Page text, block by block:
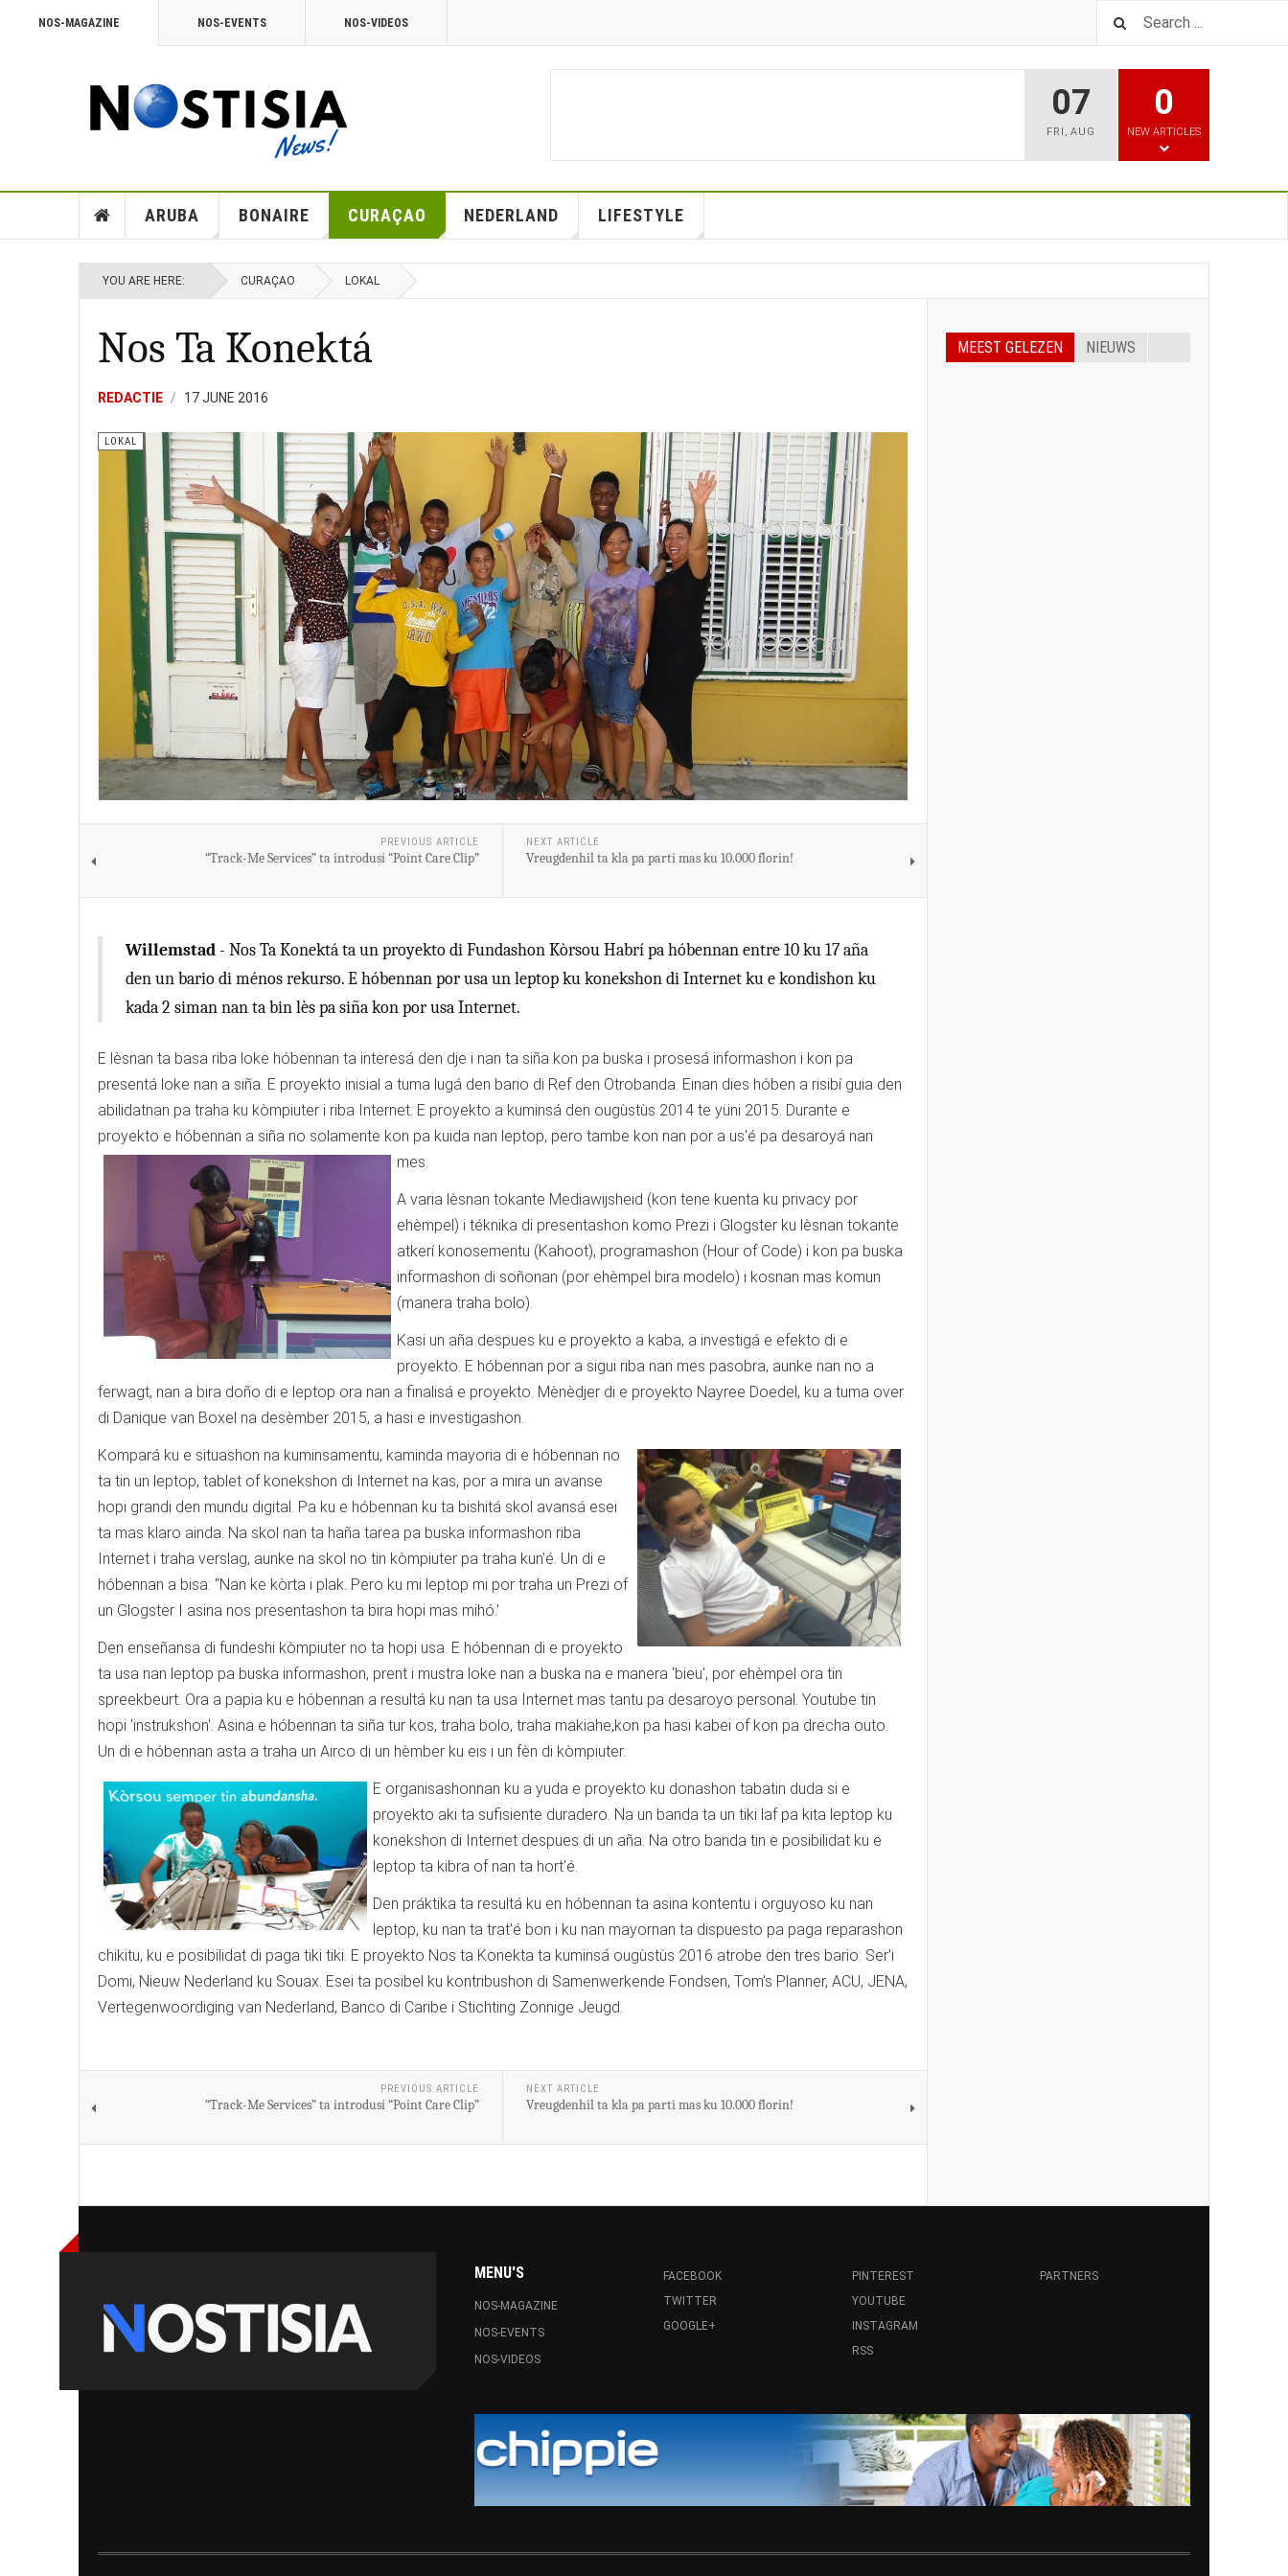
NOS-MAGAZINE NOS-EVENTS NOS-VIDEOS
07
FRI ,AUG
0
NEW ARTICLES
ARUBA BONAIRE CURAÇAO NEDERLAND LIFESTYLE
YOU ARE HERE: CURAÇAO LOKAL
Nos Ta Konektá
REDACTIE 17 JUNE 2016
LOKAL
PREVIOUS ARTICLE
“Track-Me Services” ta introdusí “Point Care Clip”
NEXT ARTICLE
Vreugdenhil ta kla pa parti mas ku 10.000 florin!
Willemstad - Nos Ta Konektá ta un proyekto di Fundashon Kòrsou Habrí pa hóbennan entre 10 ku 17 aña
den un bario di ménos rekurso. E hóbennan por usa un leptop ku konekshon di Internet ku e kondishon ku
kada 2 siman nan ta bin lès pa siña kon por usa Internet.
E lèsnan ta basa riba loke hóbennan ta interesá den dje i nan ta siña kon pa buska i prosesá informashon i kon pa
presentá loke nan a siña. E proyekto inisial a tuma lugá den bario di Ref den Otrobanda. Einan dies hóben a risibí guia den
abilidatnan pa traha ku kòmpiuter i riba Internet. E proyekto a kuminsá den ougùstùs 2014 te yüni 2015. Durante e
proyekto e hóbennan a siña no solamente kon pa kuida nan leptop, pero tambe kon nan por a us'é pa desaroyá nan
mes.
A varia lèsnan tokante Mediawijsheid (kon tene kuenta ku privacy por
ehèmpel) i téknika di presentashon komo Prezi i Glogster ku lèsnan tokante
atkerí konosementu (Kahoot), programashon (Hour of Code) i kon pa buska
informashon di soñonan (por ehèmpel bira modelo) i kosnan mas komun
(manera traha bolo).
Kasi un aña despues ku e proyekto a kaba, a investigá e efekto di e
proyekto. E hóbennan por a sigui riba nan mes pasobra, aunke nan no a
ferwagt, nan a bira doño di e leptop ora nan a finalisá e proyekto. Mènèdjer di e proyekto Nayree Doedel, ku a tuma over
di Danique van Boxel na desèmber 2015, a hasi e investigashon.
Kompará ku e situashon na kuminsamentu, kaminda mayoria di e hóbennan no
ta tin un leptop, tablet of konekshon di Internet na kas, por a mira un avanse
hopi grandi den mundu digital. Pa ku e hóbennan ku ta bishitá skol avansá esei
ta mas klaro ainda. Na skol nan ta haña tarea pa buska informashon riba
Internet i traha verslag, aunke na skol no tin kòmpiuter pa traha kun'é. Un di e
hóbennan a bisa: “Nan ke kòrta i plak. Pero ku mi leptop mi por traha un Prezi of
un Glogster I asina nos presentashon ta bira hopi mas mihó.'
Den enseñansa di fundeshi kòmpiuter no ta hopi usa. E hóbennan di e proyekto
ta usa nan leptop pa buska informashon, prent i mustra loke nan a buska na e manera 'bieu', por ehèmpel ora tin
spreekbeurt. Ora a papia ku e hóbennan a resultá ku nan ta usa Internet mas tantu pa desaroyo personal. Youtube tin
hopi 'instrukshon'. Asina e hóbennan ta siña tur kos, traha bolo, traha makiahe,kon pa hasi kabei of kon pa drecha outo.
Un di e hóbennan asta a traha un Airco di un hèmber ku eis i un fèn di kòmpiuter.
E organisashonnan ku a yuda e proyekto ku donashon tabatin duda si e
proyekto aki ta sufisiente duradero. Na un banda ta un tiki laf pa kita leptop ku
konekshon di Internet despues di un aña. Na otro banda tin e posibilidat ku e
leptop ta kibra of nan ta hort'é.
Den práktika ta resultá ku en hóbennan ta asina kontentu i orguyoso ku nan
leptop, ku nan ta trat'é bon i ku nan mayornan ta dispuesto pa paga reparashon
chikitu, ku e posibilidat di paga tiki tiki. E proyekto Nos ta Konekta ta kuminsá ougùstùs 2016 atrobe den tres bario: Ser'i
Domi, Nieuw Nederland ku Souax. Esei ta posibel ku kontribushon di Samenwerkende Fondsen, Tom's Planner, ACU, JENA,
Vertegenwoordiging van Nederland, Banco di Caribe i Stichting Zonnige Jeugd.
PREVIOUS ARTICLE
“Track-Me Services” ta introdusí “Point Care Clip”
NEXT ARTICLE
Vreugdenhil ta kla pa parti mas ku 10.000 florin!
MEEST GELEZEN NIEUWS
MENU'S
NOS-MAGAZINE
NOS-EVENTS
NOS-VIDEOS
FACEBOOK
TWITTER
GOOGLE+
PINTEREST
YOUTUBE
INSTAGRAM
RSS
PARTNERS